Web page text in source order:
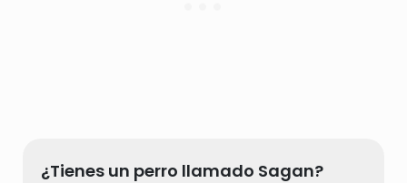
¿Tienes un perro llamado Sagan?